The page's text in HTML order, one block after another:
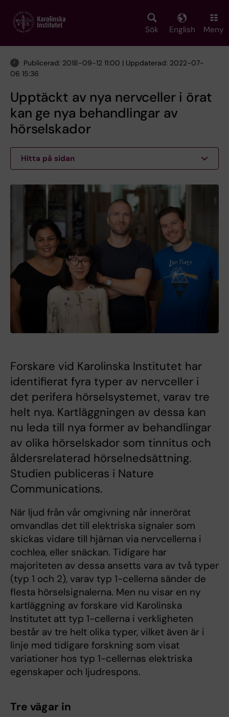
main
Sök English Meny
Publicerad: 2018-09-12 11:00 | Uppdaterad: 2022-07-
06 15:36
Upptäckt av nya nervceller i örat
kan ge nya behandlingar av
hörselskador
Hitta på sidan
Forskare vid Karolinska Institutet har
identifierat fyra typer av nervceller i
det perifera hörselsystemet, varav tre
helt nya. Kartläggningen av dessa kan
nu leda till nya former av behandlingar
av olika hörselskador som tinnitus och
åldersrelaterad hörselnedsättning.
Studien publiceras i Nature
Communications.
När ljud från vår omgivning når innerörat
omvandlas det till elektriska signaler som
skickas vidare till hjärnan via nervcellerna i
cochlea, eller snäckan. Tidigare har
majoriteten av dessa ansetts vara av två typer
(typ 1 och 2), varav typ 1-cellerna sänder de
flesta hörselsignalerna. Men nu visar en ny
kartläggning av forskare vid Karolinska
Institutet att typ 1-cellerna i verkligheten
består av tre helt olika typer, vilket även är i
linje med tidigare forskning som visat
variationer hos typ 1-cellernas elektriska
egenskaper och ljudrespons.
Tre vägar in